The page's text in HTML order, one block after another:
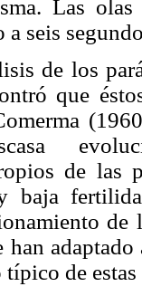
Las
a seis
de los
que
de
baja
de
han
de